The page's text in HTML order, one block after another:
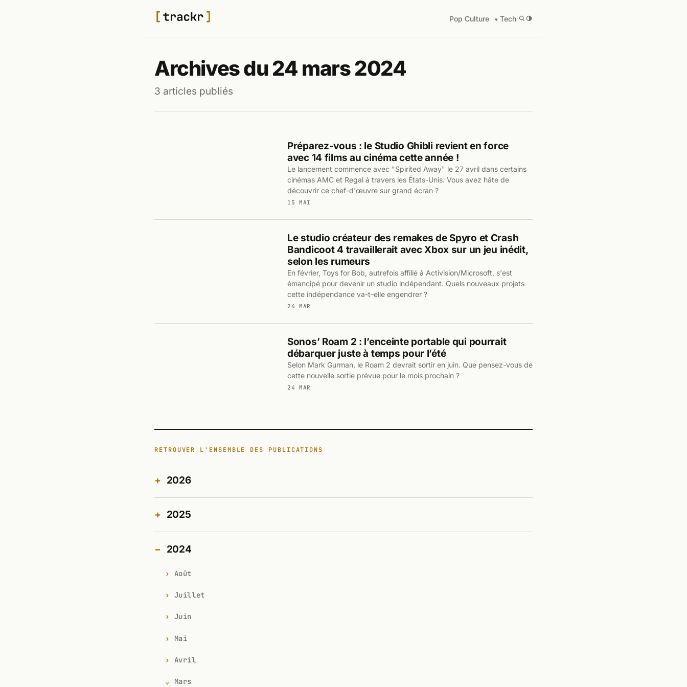
Pop Culture Tech/
Archives du 24 mars 2024
3 articles publiés
Préparez-vous : le Studio Ghibli revient en force
avec 14 films au cinéma cette année !
Le lancement commence avec "Spirited Away" le 27 avril dans certains
cinémas AMC et Regal à travers les États-Unis. Vous avez hâte de
découvrir ce chef-d'œuvre sur grand écran ?
15 MAI
Le studio créateur des remakes de Spyro et Crash
Bandicoot 4 travaillerait avec Xbox sur un jeu inédit,
selon les rumeurs
En février, Toys for Bob, autrefois affilié à Activision/Microsoft, s'est
émancipé pour devenir un studio indépendant. Quels nouveaux projets
cette indépendance va-t-elle engendrer ?
24 MAR
Sonos’ Roam 2 : l’enceinte portable qui pourrait
débarquer juste à temps pour l’été
Selon Mark Gurman, le Roam 2 devrait sortir en juin. Que pensez-vous de
cette nouvelle sortie prévue pour le mois prochain ?
24 MAR
RETROUVER L'ENSEMBLE DES PUBLICATIONS
2026
2025
2024
Août
Juillet
Juin
Mai
Avril
Mars